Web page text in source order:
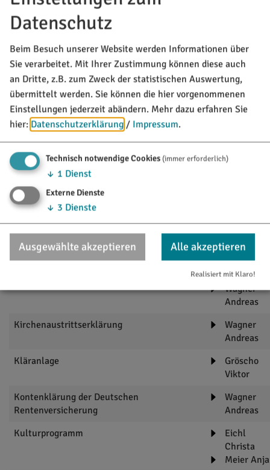
Homepage
Meier Anja
Puchtler
Johannes
Wagner
Andreas
Hundesteuer
Johannes
Kassenverwaltung (Zahlungswesen)
Biber
Kindergeld
Wagner
Kinderreisepass
Harrer
Kathrin
Wagner
Andreas
Kirchenaustrittserklärung
Wagner
Andreas
Kläranlage
Gröscho
Viktor
Kontenklärung der Deutschen
Rentenversicherung
Wagner
Andreas
Kulturprogramm
Eichl
Christa
Meier Anja
Datenschutz
Beim Besuch unserer Website werden Informationen über
Sie verarbeitet. Mit Ihrer Zustimmung können diese auch
an Dritte, z.B. zum Zweck der statistischen Auswertung,
übermittelt werden. Sie können die hier vorgenommenen
Einstellungen jederzeit abändern. Mehr dazu erfahren Sie
hier: Datenschutzerklärung / Impressum.
Technisch notwendige Cookies(immer erforderlich)
↓ 1 Dienst
Externe Dienste
↓ 3 Dienste
Ausgewählte akzeptieren Alle akzeptieren
Realisiert mit Klaro!